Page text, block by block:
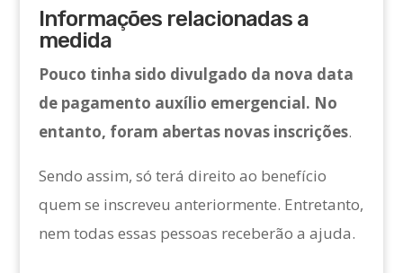
Informações relacionadas a
medida
Pouco tinha sido divulgado da nova data
de pagamento auxílio emergencial. No
entanto, foram abertas novas inscrições.
Sendo assim, só terá direito ao benefício
quem se inscreveu anteriormente. Entretanto,
nem todas essas pessoas receberão a ajuda.